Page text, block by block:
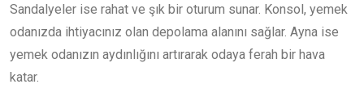
Sandalyeler ise rahat ve şık bir oturum sunar. Konsol, yemek
odanızda ihtiyacınız olan depolama alanını sağlar. Ayna ise
yemek odanızın aydınlığını artırarak odaya ferah bir hava
katar.